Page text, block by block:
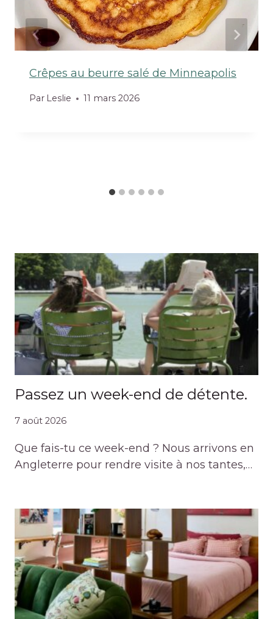
Crêpes au beurre salé de Minneapolis
Par Leslie 11 mars 2026
Passez un week-end de détente.
7 août 2026
Que fais-tu ce week-end ? Nous arrivons en
Angleterre pour rendre visite à nos tantes,…